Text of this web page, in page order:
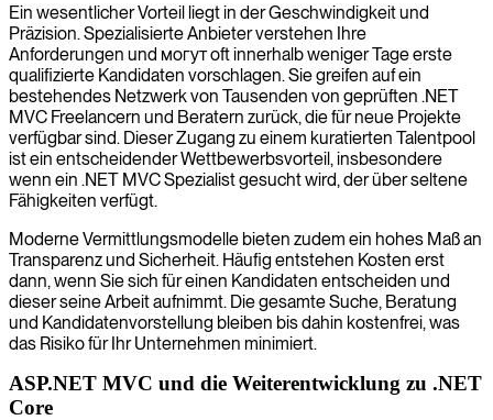
Ein wesentlicher Vorteil liegt in der Geschwindigkeit und
Präzision. Spezialisierte Anbieter verstehen Ihre
Anforderungen und могут oft innerhalb weniger Tage erste
qualifizierte Kandidaten vorschlagen. Sie greifen auf ein
bestehendes Netzwerk von Tausenden von geprüften .NET
MVC Freelancern und Beratern zurück, die für neue Projekte
verfügbar sind. Dieser Zugang zu einem kuratierten Talentpool
ist ein entscheidender Wettbewerbsvorteil, insbesondere
wenn ein .NET MVC Spezialist gesucht wird, der über seltene
Fähigkeiten verfügt.
Moderne Vermittlungsmodelle bieten zudem ein hohes Maß an
Transparenz und Sicherheit. Häufig entstehen Kosten erst
dann, wenn Sie sich für einen Kandidaten entscheiden und
dieser seine Arbeit aufnimmt. Die gesamte Suche, Beratung
und Kandidatenvorstellung bleiben bis dahin kostenfrei, was
das Risiko für Ihr Unternehmen minimiert.
ASP.NET MVC und die Weiterentwicklung zu .NET
Core